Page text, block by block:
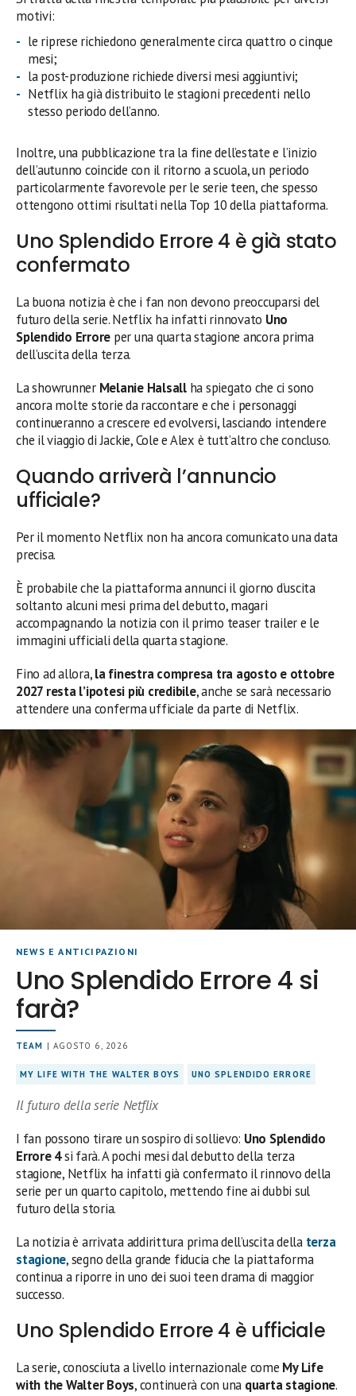
motivi:
le riprese richiedono generalmente circa quattro o cinque
mesi;
la post-produzione richiede diversi mesi aggiuntivi;
Netflix ha già distribuito le stagioni precedenti nello
stesso periodo dell’anno.
Inoltre, una pubblicazione tra la fine dell’estate e l’inizio
dell’autunno coincide con il ritorno a scuola, un periodo
particolarmente favorevole per le serie teen, che spesso
ottengono ottimi risultati nella Top 10 della piattaforma.
Uno Splendido Errore 4 è già stato
confermato
La buona notizia è che i fan non devono preoccuparsi del
futuro della serie. Netflix ha infatti rinnovato Uno
Splendido Errore per una quarta stagione ancora prima
dell’uscita della terza.
La showrunner Melanie Halsallha spiegato che ci sono
ancora molte storie da raccontare e che i personaggi
continueranno a crescere ed evolversi, lasciando intendere
che il viaggio di Jackie, Cole e Alex è tutt’altro che concluso.
Quando arriverà l’annuncio
ufficiale?
Per il momento Netflix non ha ancora comunicato una data
precisa.
È probabile che la piattaforma annunci il giorno d’uscita
soltanto alcuni mesi prima del debutto, magari
accompagnando la notizia con il primo teaser trailer e le
immagini ufficiali della quarta stagione.
Fino ad allora,la finestra compresa tra agosto e ottobre
2027 resta l’ipotesi più credibile, anche se sarà necessario
attendere una conferma ufficiale da parte di Netflix.
NEWS E ANTICIPAZIONI
Uno Splendido Errore 4 si
farà?
TEAM | AGOSTO 6, 2026
MY LIFE WITH THE WALTER BOYS UNO SPLENDIDO ERRORE
Il futuro della serie Netflix
I fan possono tirare un sospiro di sollievo: Uno Splendido
Errore 4si farà. A pochi mesi dal debutto della terza
stagione, Netflix ha infatti già confermato il rinnovo della
serie per un quarto capitolo, mettendo fine ai dubbi sul
futuro della storia.
La notizia è arrivata addirittura prima dell’uscita della terza
stagione, segno della grande fiducia che la piattaforma
continua a riporre in uno dei suoi teen drama di maggior
successo.
Uno Splendido Errore 4 è ufficiale
La serie, conosciuta a livello internazionale come My Life
with the Walter Boys, continuerà con una quarta stagione.